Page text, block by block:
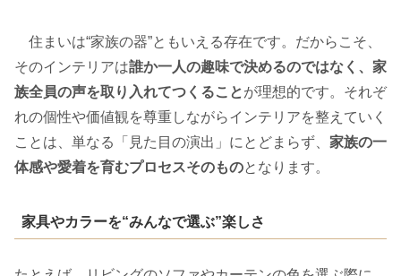
住まいは“家族の器”ともいえる存在です。だからこそ、
そのインテリアは誰か一人の趣味で決めるのではなく、家
族全員の声を取り入れてつくることが理想的です。それぞ
れの個性や価値観を尊重しながらインテリアを整えていく
ことは、単なる「見た目の演出」にとどまらず、 家族の一
体感や愛着を育むプロセスそのものとなります。
家具やカラーを“みんなで選ぶ”楽しさ